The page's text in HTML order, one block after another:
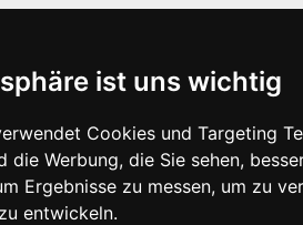
ist uns wichtig
Cookies und Targeting
die Werbung, die Sie sehen,
Ergebnisse zu messen, um zu
entwickeln.